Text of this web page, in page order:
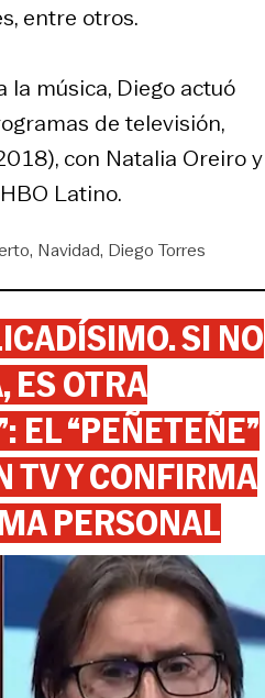
entre otros.
la música, Diego actuó
de televisión,
con Natalia Oreiro y
Latino.
Navidad Diego Torres
SI NO
ES OTRA
EL “PEÑETEÑE”
TV Y CONFIRMA
PERSONAL